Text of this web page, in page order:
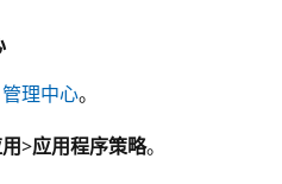
理中心。
>应用程序策略。